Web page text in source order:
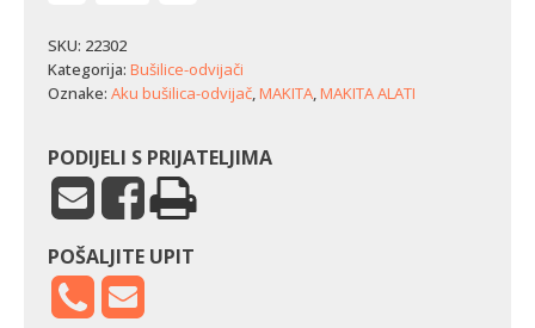
Makita
DF002GZ
količina
SKU: 22302
Kategorija: Bušilice-odvijači
Oznake: Aku bušilica-odvijač,MAKITA,MAKITA ALATI
PODIJELI S PRIJATELJIMA
POŠALJITE UPIT